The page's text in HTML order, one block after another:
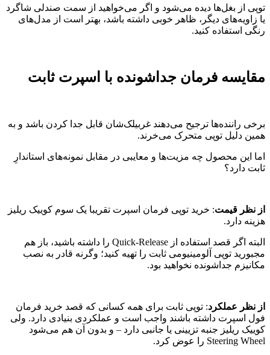
توپی از بغل‌ها دیده می‌شود و اگر می‌خواهید از سمت صندلی شاگرد
یا زاویه‌های دیگر، ظاهر خوبی داشته باشد، بهتر است از مدل‌های
رنگی استفاده کنید.
مقایسه فرمان جداشونده با اسپرت ثابت
برخی راننده‌ها ترجیح می‌دهند غربیلک‌شان قابل جدا کردن باشد و به
همین دلیل توپی متحرک می‌خرند.
اما این محصول چه مزیت‌ها و معایبی در مقابل نمونه‌های استاندارِ
ثابت دارد؟
از نظر قیمت: خرید توپی فرمان اسپرت تقریبا یک سوم کوییک ریلیز
هزینه دارد.
البته اگر قصد استفاده از Quick-Release را داشته باشید، باز هم
مجبورید توپی آلومینیومی ثابت را تهیه کنید؛ وگرنه قادر به نصب
مکانیزم جداشونده نخواهید بود.
از نظر عملکرد: توپی ثابت برای همه کسانی که قصد خرید فرمان
فول اسپرت داشته باشند واجب است و عملکردی بنیادی دارد. ولی
کوییک ریلیز جنبه تزیینی یا جانبی دارد – و بدون آن هم می‌شود
Steering Wheel را عوض کرد.